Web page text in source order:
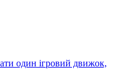
один ігровий движок,